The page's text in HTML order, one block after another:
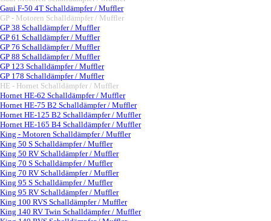
Gaui F-50 4T Schalldämpfer / Muffler
GP - Motoren Schalldämpfer / Muffler
GP 38 Schalldämpfer / Muffler
GP 61 Schalldämpfer / Muffler
GP 76 Schalldämpfer / Muffler
GP 88 Schalldämpfer / Muffler
GP 123 Schalldämpfer / Muffler
GP 178 Schalldämpfer / Muffler
HE - Hornet Schalldämpfer / Muffler
Hornet HE-62 Schalldämpfer / Muffler
Hornet HE-75 B2 Schalldämpfer / Muffler
Hornet HE-125 B2 Schalldämpfer / Muffler
Hornet HE-165 B4 Schalldämpfer / Muffler
King - Motoren Schalldämpfer / Muffler▼
King 50 S Schalldämpfer / Muffler
King 50 RV Schalldämpfer / Muffler
King 70 S Schalldämpfer / Muffler
King 70 RV Schalldämpfer / Muffler
King 95 S Schalldämpfer / Muffler
King 95 RV Schalldämpfer / Muffler
King 100 RVS Schalldämpfer / Muffler
King 140 RV Twin Schalldämpfer / Muffler